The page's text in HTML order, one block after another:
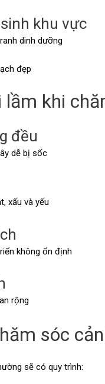
khu vực
dinh dưỡng
đẹp
lầm khi
đều
dễ bị sốc
xấu và yếu
không ổn định
rộng
sóc
sẽ có quy trình: